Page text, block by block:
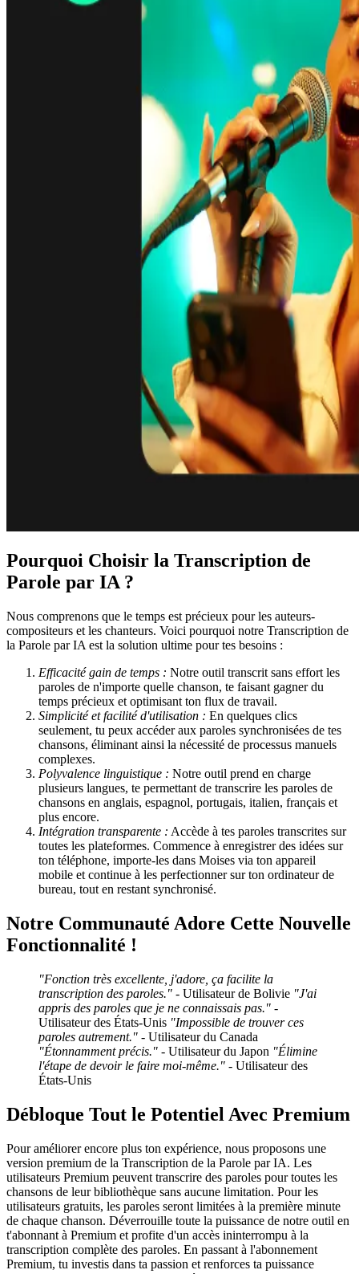
Pourquoi Choisir la Transcription de
Parole par IA ?
Nous comprenons que le temps est précieux pour les auteurs-
compositeurs et les chanteurs. Voici pourquoi notre Transcription de
la Parole par IA est la solution ultime pour tes besoins :
Efficacité gain de temps : Notre outil transcrit sans effort les
paroles de n'importe quelle chanson, te faisant gagner du
temps précieux et optimisant ton flux de travail.
Simplicité et facilité d'utilisation : En quelques clics
seulement, tu peux accéder aux paroles synchronisées de tes
chansons, éliminant ainsi la nécessité de processus manuels
complexes.
Polyvalence linguistique : Notre outil prend en charge
plusieurs langues, te permettant de transcrire les paroles de
chansons en anglais, espagnol, portugais, italien, français et
plus encore.
Intégration transparente : Accède à tes paroles transcrites sur
toutes les plateformes. Commence à enregistrer des idées sur
ton téléphone, importe-les dans Moises via ton appareil
mobile et continue à les perfectionner sur ton ordinateur de
bureau, tout en restant synchronisé.
Notre Communauté Adore Cette Nouvelle
Fonctionnalité !
"Fonction très excellente, j'adore, ça facilite la
transcription des paroles." - Utilisateur de Bolivie "J'ai
appris des paroles que je ne connaissais pas." -
Utilisateur des États-Unis "Impossible de trouver ces
paroles autrement." - Utilisateur du Canada
"Étonnamment précis." - Utilisateur du Japon "Élimine
l'étape de devoir le faire moi-même." - Utilisateur des
États-Unis
Débloque Tout le Potentiel Avec Premium
Pour améliorer encore plus ton expérience, nous proposons une
version premium de la Transcription de la Parole par IA. Les
utilisateurs Premium peuvent transcrire des paroles pour toutes les
chansons de leur bibliothèque sans aucune limitation. Pour les
utilisateurs gratuits, les paroles seront limitées à la première minute
de chaque chanson. Déverrouille toute la puissance de notre outil en
t'abonnant à Premium et profite d'un accès ininterrompu à la
transcription complète des paroles. En passant à l'abonnement
Premium, tu investis dans ta passion et renforces ta puissance